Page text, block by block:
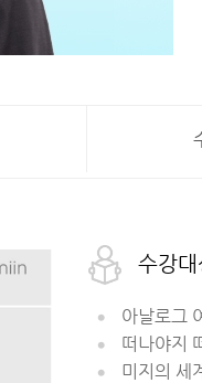
수강대
아날로그
떠나야지
미지의 세